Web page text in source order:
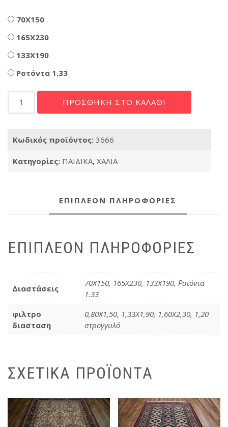
70X150
165X230
133X190
Ροτόντα 1.33
9358a
ΠΡΟΣΘΉΚΗ ΣΤΟ ΚΑΛΆΘΙ
Κωδικός προϊόντος: 3666
Κατηγορίες: ΠΑΙΔΙΚΑ, ΧΑΛΙΑ
ΕΠΙΠΛΈΟΝ ΠΛΗΡΟΦΟΡΊΕΣ
ΕΠΙΠΛΈΟΝ ΠΛΗΡΟΦΟΡΊΕΣ
Διαστάσεις
70X150, 165X230, 133X190, Ροτόντα
1.33
φιλτρο
διασταση
0,80X1,50, 1,33X1,90, 1,60X2,30, 1,20
στρογγυλό
ΣΧΕΤΙΚΆ ΠΡΟΪΌΝΤΑ